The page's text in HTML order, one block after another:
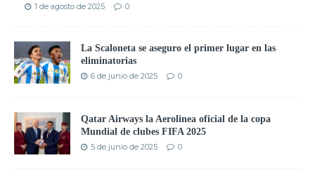
1 de agosto de 2025 0
La Scaloneta se aseguro el primer lugar en las
eliminatorias
6 de junio de 2025 0
Qatar Airways la Aerolinea oficial de la copa
Mundial de clubes FIFA 2025
5 de junio de 2025 0